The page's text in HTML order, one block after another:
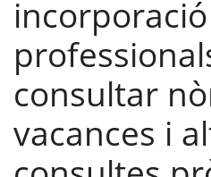
consultar
vacances i